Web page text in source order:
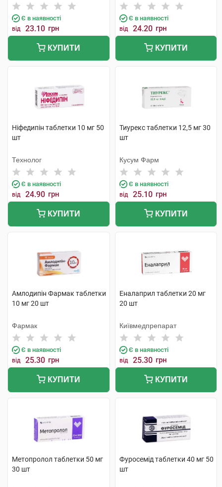
Є в наявності
від 23.10 грн
КУПИТИ
Є в наявності
від 24.20 грн
КУПИТИ
Ніфедипін таблетки 10 мг 50
шт
Технолог
Є в наявності
від 24.90 грн
КУПИТИ
Тиурекс таблетки 12,5 мг 30
шт
Кусум Фарм
Є в наявності
від 25.10 грн
КУПИТИ
Амлодипін Фармак таблетки
10 мг 20 шт
Фармак
Є в наявності
від 25.30 грн
КУПИТИ
Еналаприл таблетки 20 мг
20 шт
Київмедпрепарат
Є в наявності
від 25.30 грн
КУПИТИ
Метопролол таблетки 50 мг
30 шт
Фуросемід таблетки 40 мг 50
шт